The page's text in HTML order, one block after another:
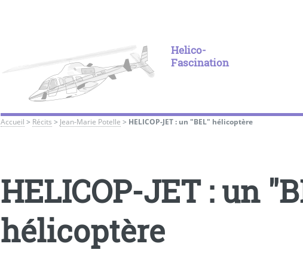
Helico-
Fascination
Accueil > Récits > Jean-Marie Potelle > HELICOP-JET : un "BEL" hélicoptère
HELICOP-JET : un
hélicoptère